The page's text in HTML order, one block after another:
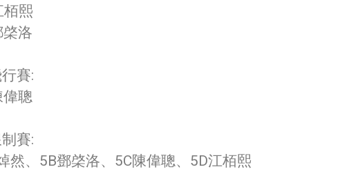
栢熙
棨洛
賽:
偉聰
賽:
然、5B鄧棨洛、5C陳偉聰、5D江栢熙